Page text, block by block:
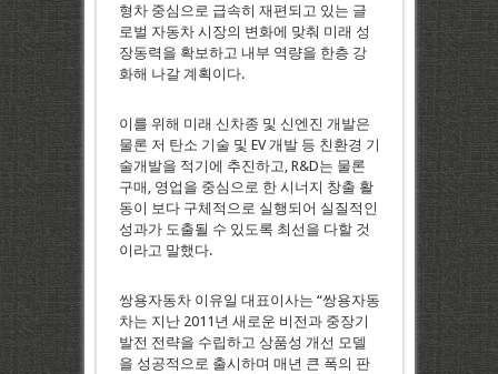
형차 중심으로 급속히 재편되고 있는 글
로벌 자동차 시장의 변화에 맞춰 미래 성
장동력을 확보하고 내부 역량을 한층 강
화해 나갈 계획이다.
이를 위해 미래 신차종 및 신엔진 개발은
물론 저 탄소 기술 및 EV 개발 등 친환경 기
술개발을 적기에 추진하고, R&D는 물론
구매, 영업을 중심으로 한 시너지 창출 활
동이 보다 구체적으로 실행되어 실질적인
성과가 도출될 수 있도록 최선을 다할 것
이라고 말했다.
쌍용자동차 이유일 대표이사는 “쌍용자동
차는 지난 2011년 새로운 비전과 중장기
발전 전략을 수립하고 상품성 개선 모델
을 성공적으로 출시하며 매년 큰 폭의 판